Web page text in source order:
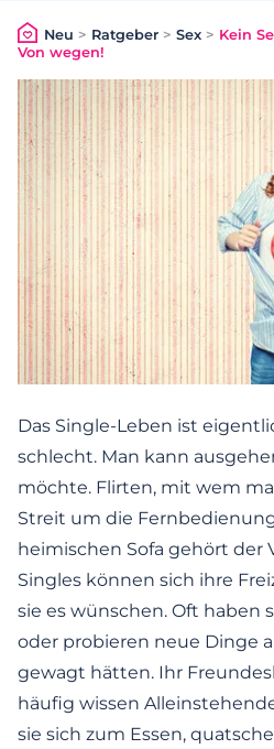
Neu > Ratgeber > Sex > Kein
Von wegen!
Das Single-Leben ist
schlecht. Man kann
möchte. Flirten, mit wem
Streit um die
heimischen Sofa gehört der
Singles können sich ihre
sie es wünschen. Oft haben
oder probieren neue Dinge
gewagt hätten. Ihr
häufig wissen
sie sich zum Essen,